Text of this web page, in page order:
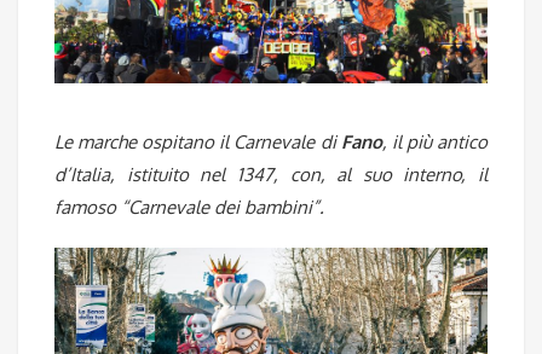
Le marche ospitano il Carnevale di Fano, il più antico
d’Italia, istituito nel 1347, con, al suo interno, il
famoso “Carnevale dei bambini”.